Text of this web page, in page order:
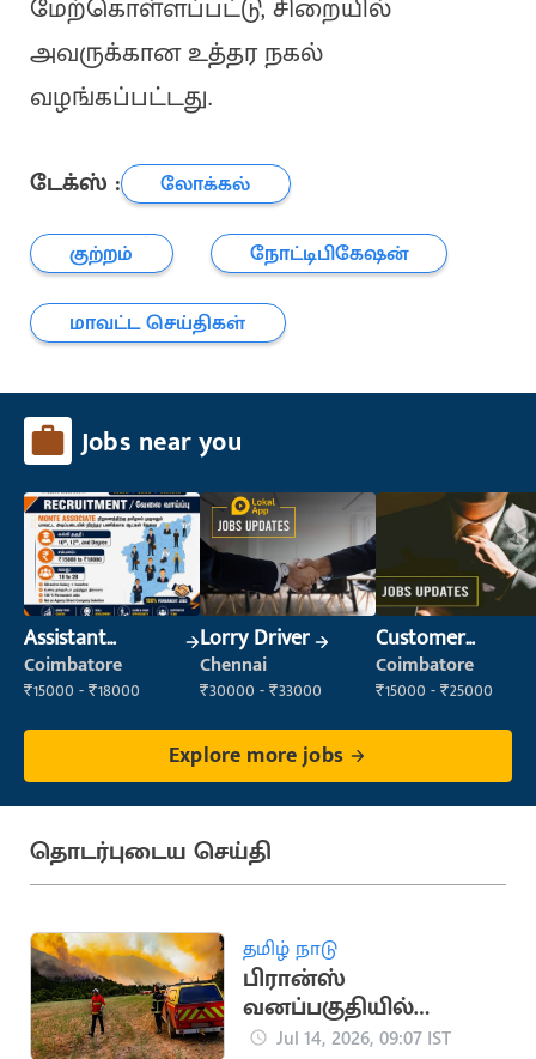
மேற்கொள்ளப்பட்டு, சிறையில்
அவருக்கான உத்தர நகல்
வழங்கப்பட்டது.
டேக்ஸ் :
லோக்கல்
குற்றம்
நோட்டிபிகேஷன்
மாவட்ட செய்திகள்
Jobs near you
Assistant
Manager
Coimbatore
₹15000 - ₹18000
Lorry Driver
Chennai
₹30000 - ₹33000
Customer
Service Executive
(Customer
Coimbatore
₹15000 - ₹25000
Explore more jobs
தொடர்புடைய செய்தி
தமிழ் நாடு
பிரான்ஸ்
வனப்பகுதியில்
காட்டுத்தீ: 3,250 ஏக்கர்
Jul 14, 2026, 09:07 IST